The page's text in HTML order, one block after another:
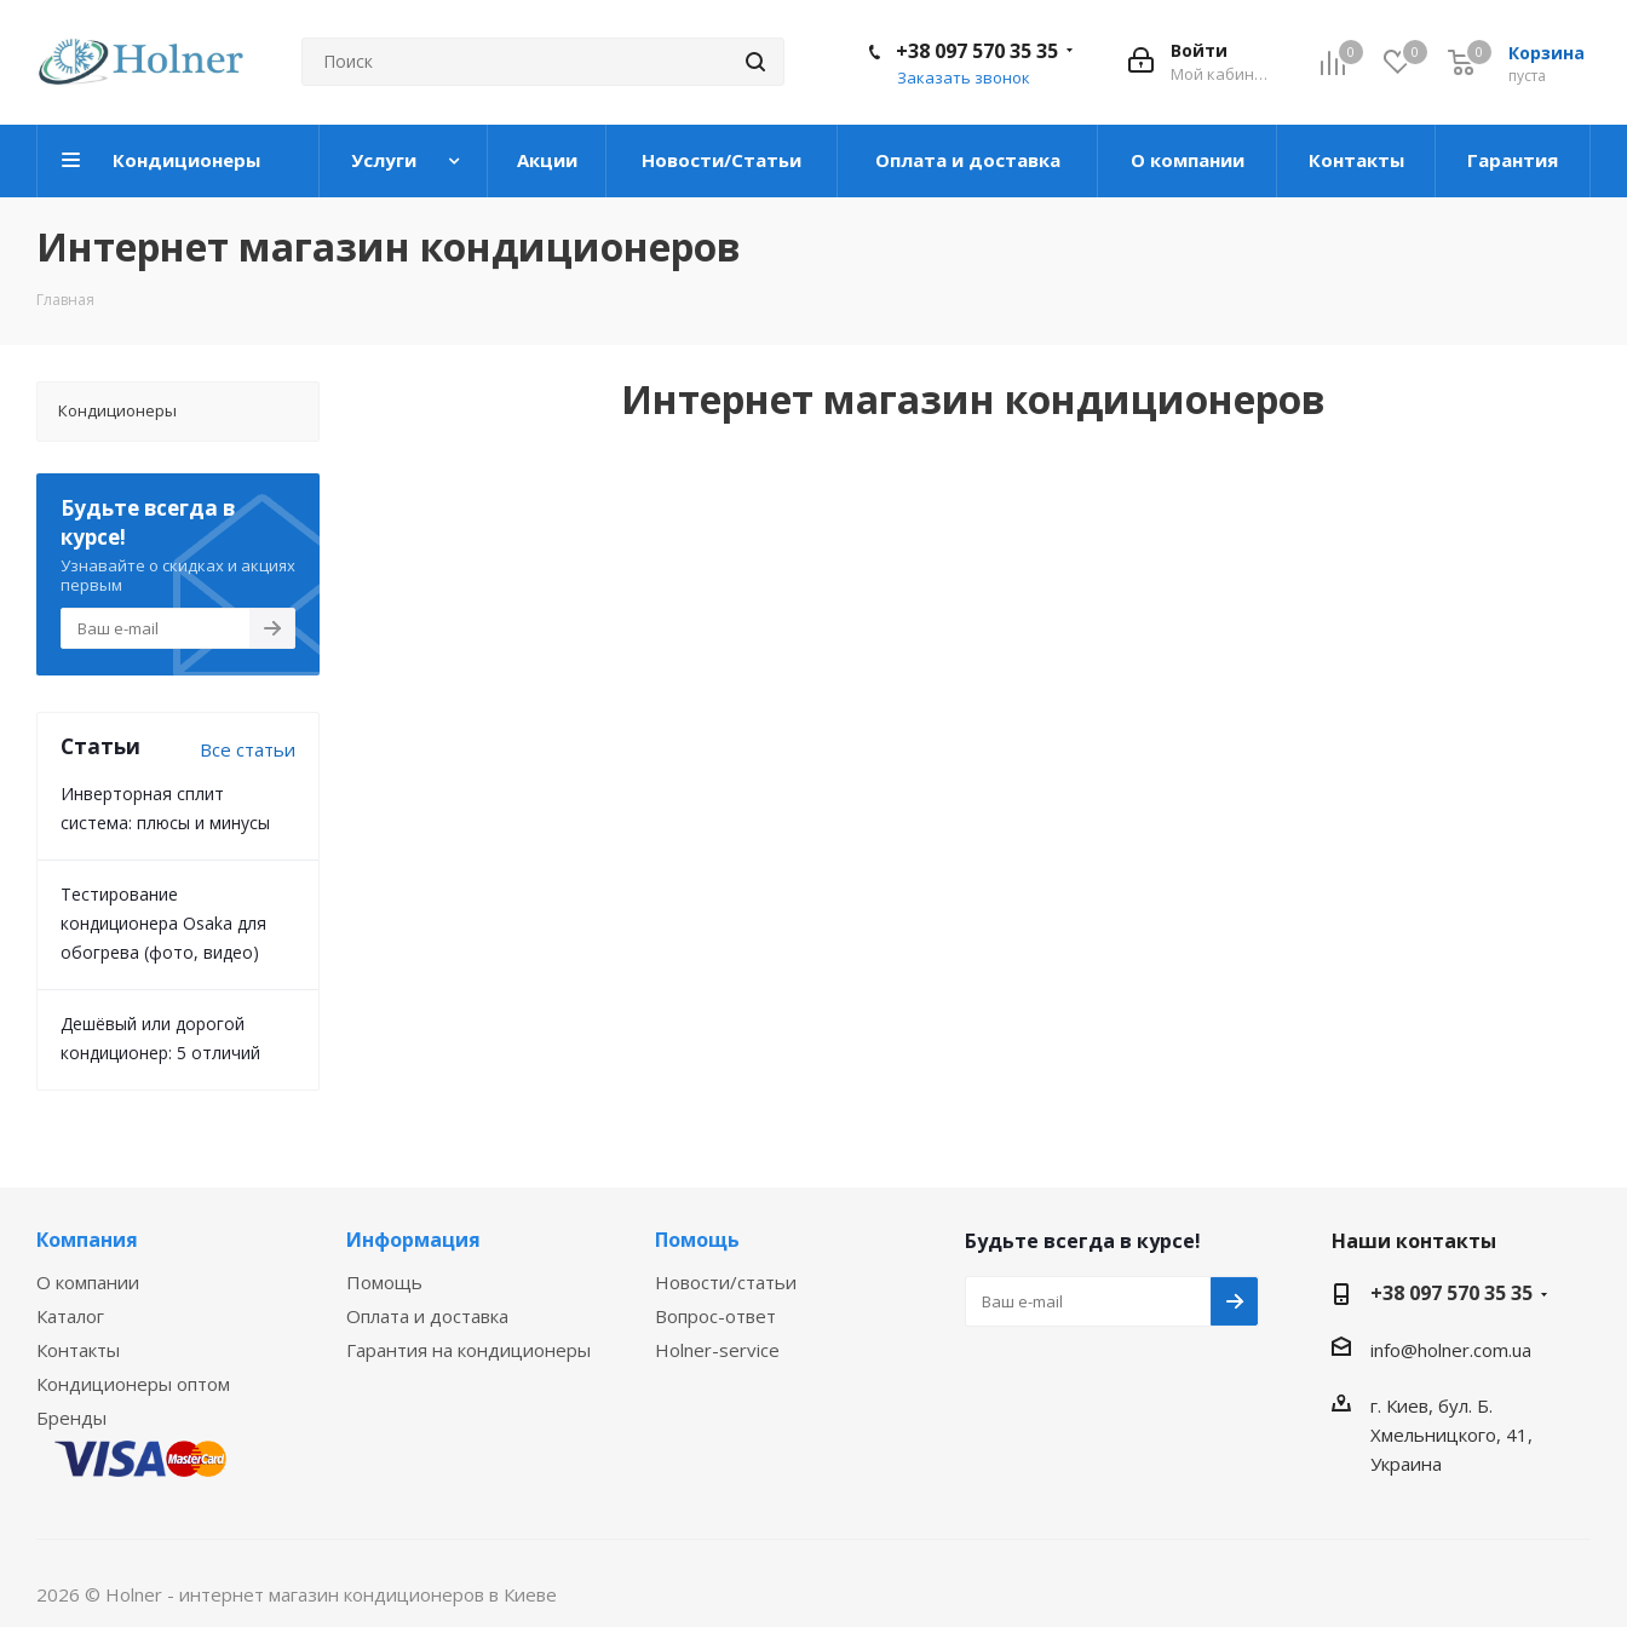
0 0 Корзина
пуста
0
Войти
Мой кабинет
+38 097 570 35 35
Заказать звонок
Кондиционеры Услуги Акции Новости/Статьи Оплата и доставка О компании Контакты Гарантия
Интернет магазин кондиционеров
Главная
Интернет магазин кондиционеров
Кондиционеры
Будьте всегда в
курсе!
Узнавайте о скидках и акциях
первым
Статьи Все статьи
Инверторная сплит
система: плюсы и минусы
Тестирование
кондиционера Osaka для
обогрева (фото, видео)
Дешёвый или дорогой
кондиционер: 5 отличий
Компания
О компании
Каталог
Контакты
Кондиционеры оптом
Бренды
Информация
Помощь
Оплата и доставка
Гарантия на кондиционеры
Помощь
Новости/статьи
Вопрос-ответ
Holner-service
Будьте всегда в курсе!
Наши контакты
+38 097 570 35 35
info@holner.com.ua
г. Киев, бул. Б.
Хмельницкого, 41,
Украина
2026 © Holner - интернет магазин кондиционеров в Киеве